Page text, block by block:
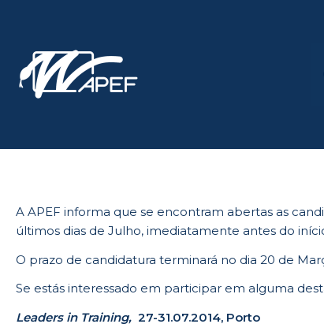
A APEF informa que se encontram abertas as
últimos dias de Julho, imediatamente antes do
O prazo de candidatura terminará no dia 20 de
Se estás interessado em participar em alguma
Leaders in Training, 27-31.07.2014, Porto